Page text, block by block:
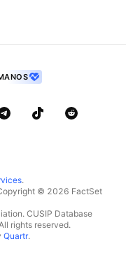
.
© 2026 FactSet
CUSIP Database
rights reserved.
Quartr.